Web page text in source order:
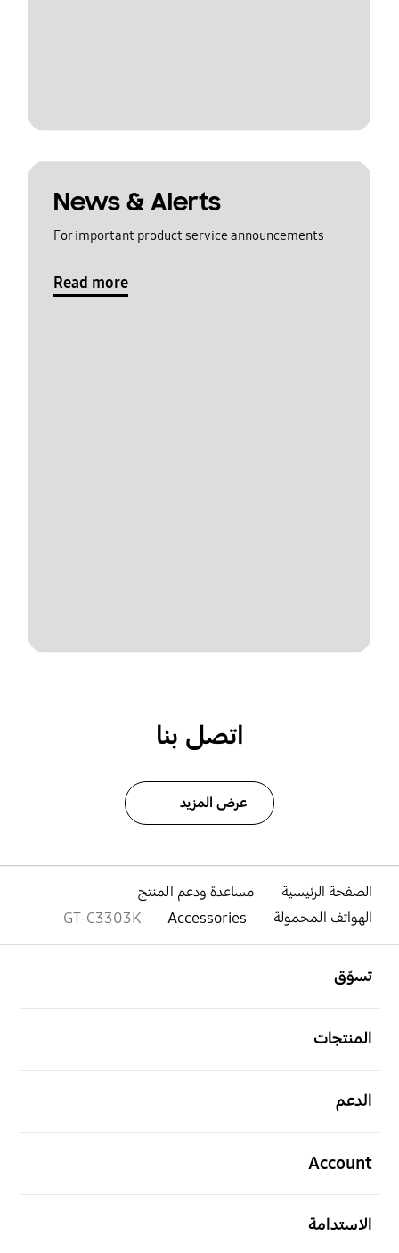
News & Alerts
For important product service announcements
Read more
اتصل بنا
عرض المزيد
الصفحة الرئيسية
مساعدة ودعم المنتج
الهواتف المحمولة
Accessories
GT-C3303K
تسوّق
المنتجات
الدعم
Account
الاستدامة